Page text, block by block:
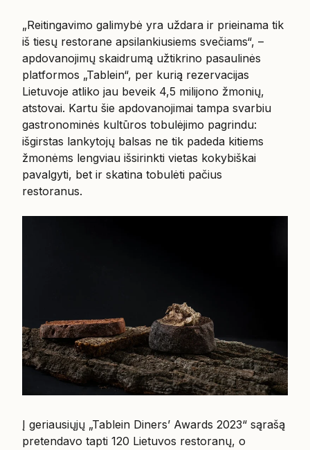
„Reitingavimo galimybė yra uždara ir prieinama tik
iš tiesų restorane apsilankiusiems svečiams“, –
apdovanojimų skaidrumą užtikrino pasaulinės
platformos „Tablein“, per kurią rezervacijas
Lietuvoje atliko jau beveik 4,5 milijono žmonių,
atstovai. Kartu šie apdovanojimai tampa svarbiu
gastronominės kultūros tobulėjimo pagrindu:
išgirstas lankytojų balsas ne tik padeda kitiems
žmonėms lengviau išsirinkti vietas kokybiškai
pavalgyti, bet ir skatina tobulėti pačius
restoranus.
Į geriausiųjų „Tablein Diners’ Awards 2023“ sąrašą
pretendavo tapti 120 Lietuvos restoranų, o